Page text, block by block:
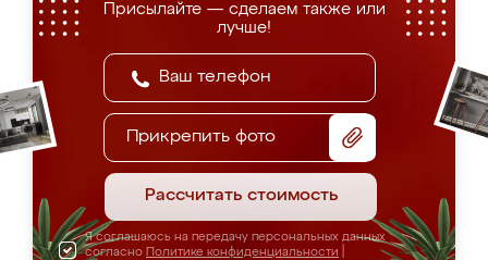
Присылайте — сделаем также или
лучше!
Прикрепить фото
Рассчитать стоимость
Я соглашаюсь на передачу персональных данных
согласно Политике конфиденциальности